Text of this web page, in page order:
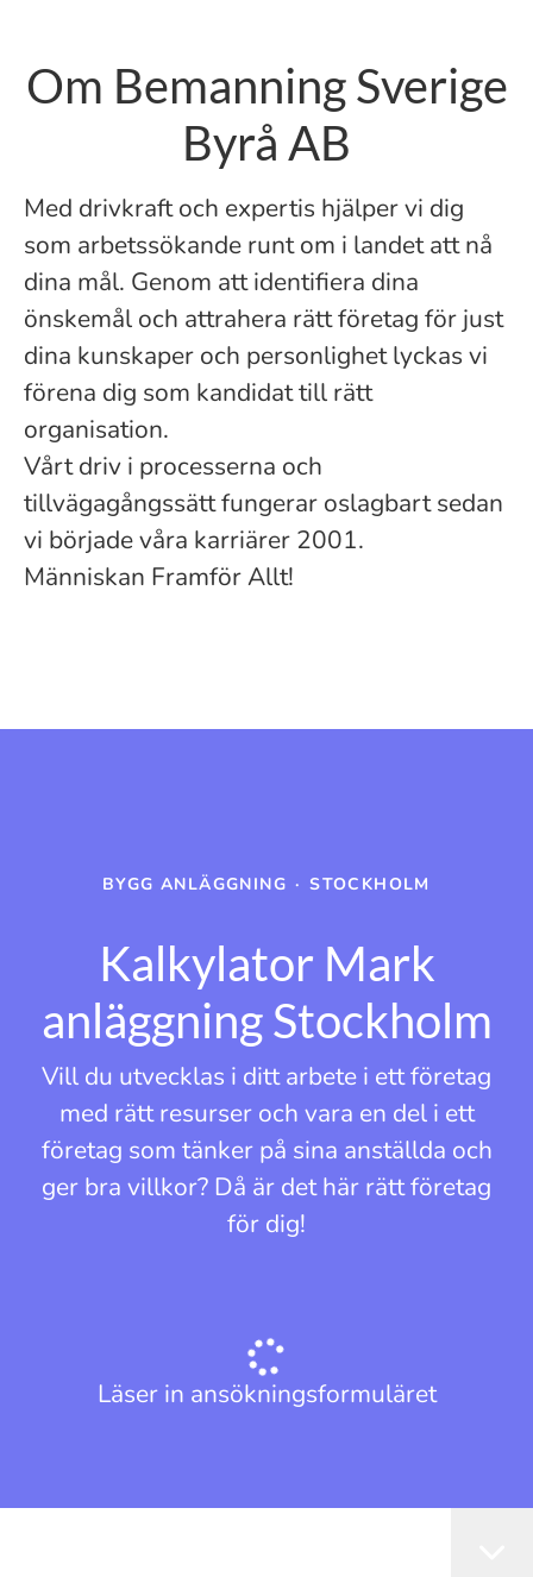
Om Bemanning Sverige
Byrå AB
​Med drivkraft och expertis hjälper vi dig
som arbetssökande runt om i landet att nå
dina mål. Genom att identifiera dina
önskemål och attrahera rätt företag för just
dina kunskaper och personlighet lyckas vi
förena dig som kandidat till rätt
organisation.
Vårt driv i processerna och
tillvägagångssätt fungerar oslagbart sedan
vi började våra karriärer 2001.
Människan Framför Allt!
BYGG ANLÄGGNING · STOCKHOLM
Kalkylator Mark
anläggning Stockholm
Vill du utvecklas i ditt arbete i ett företag
med rätt resurser och vara en del i ett
företag som tänker på sina anställda och
ger bra villkor? Då är det här rätt företag
för dig!
Läser in ansökningsformuläret